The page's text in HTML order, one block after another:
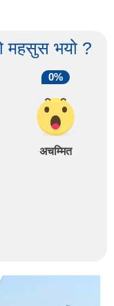
महसुस भयो ?
0%
अचम्मित